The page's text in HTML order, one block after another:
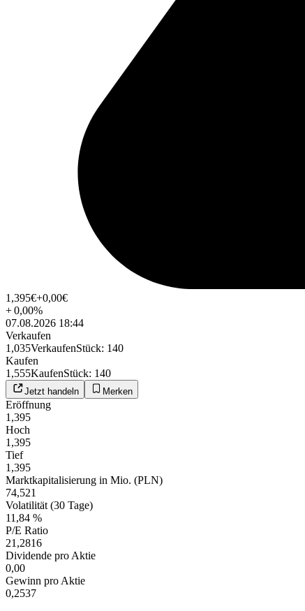
1,395€+0,00€
+0,00%
07.08.2026 18:44
Verkaufen
1,035VerkaufenStück: 140
Kaufen
1,555KaufenStück: 140
Jetzt handeln Merken
Eröffnung
1,395
Hoch
1,395
Tief
1,395
Marktkapitalisierung in Mio. (PLN)
74,521
Volatilität (30 Tage)
11,84 %
P/E Ratio
21,2816
Dividende pro Aktie
0,00
Gewinn pro Aktie
0,2537